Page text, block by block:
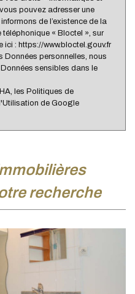
pouvez adresser une
de l’existence de la
« Bloctel », sur
: https://www.bloctel.gouv.fr
Données personnelles, nous
sensibles dans le
les Politiques de
de Google
recherche